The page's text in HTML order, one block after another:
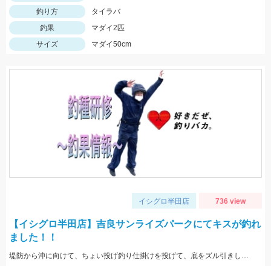
釣り方
タイラバ
釣果
マダイ2匹
サイズ
マダイ50cm
イシグロ半田店 736 view
【イシグロ半田店】吉良サンライズパークにてキスが釣れ
ました！！
堤防から沖に向けて、ちょい投げ釣り仕掛けを投げて、底をズル引きしたら釣れました。エサは石ゴカイがおススメ！！